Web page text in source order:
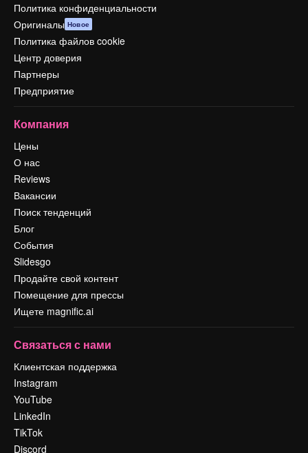
Политика конфиденциальности
Оригиналы Новое
Политика файлов cookie
Центр доверия
Партнеры
Предприятие
Компания
Цены
О нас
Reviews
Вакансии
Поиск тенденций
Блог
События
Slidesgo
Продайте свой контент
Помещение для прессы
Ищете magnific.ai
Связаться с нами
Клиентская поддержка
Instagram
YouTube
LinkedIn
TikTok
Discord